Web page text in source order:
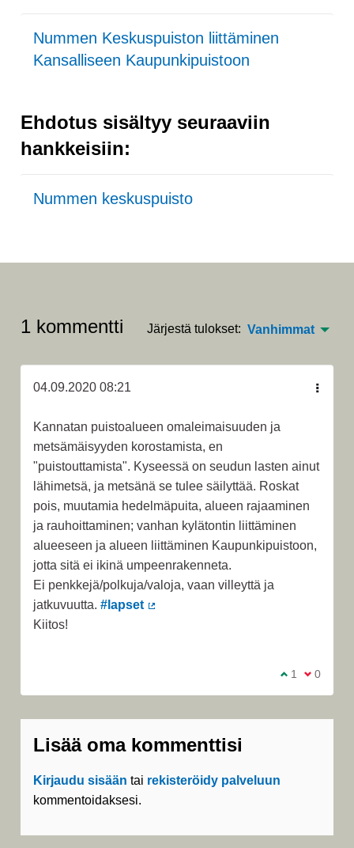
Nummen Keskuspuiston liittäminen
Kansalliseen Kaupunkipuistoon
Ehdotus sisältyy seuraaviin
hankkeisiin:
Nummen keskuspuisto
1 kommentti Järjestä tulokset: Vanhimmat
04.09.2020 08:21
Kannatan puistoalueen omaleimaisuuden ja
metsämäisyyden korostamista, en
"puistouttamista". Kyseessä on seudun lasten ainut
lähimetsä, ja metsänä se tulee säilyttää. Roskat
pois, muutamia hedelmäpuita, alueen rajaaminen
ja rauhoittaminen; vanhan kylätontin liittäminen
alueeseen ja alueen liittäminen Kaupunkipuistoon,
jotta sitä ei ikinä umpeenrakenneta.
Ei penkkejä/polkuja/valoja, vaan villeyttä ja
jatkuvuutta. #lapset
Kiitos!
Olen samaa
1 Olen eri
0
Lisää oma kommenttisi
Kirjaudu sisään tai rekisteröidy palveluun
kommentoidaksesi.